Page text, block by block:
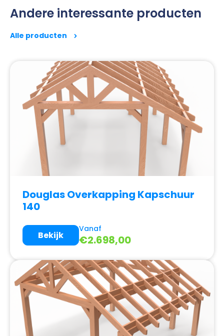
Andere interessante producten
Alle producten
Douglas Overkapping Kapschuur
140
Vanaf
€2.698,00
Bekijk